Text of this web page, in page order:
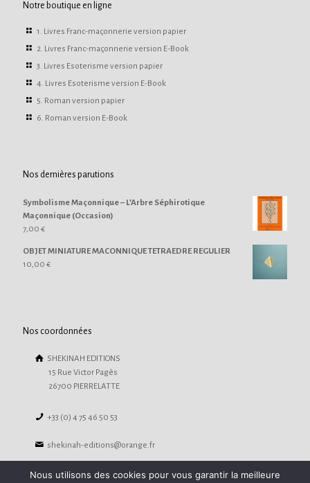
Notre boutique en ligne
1. Livres Franc-maçonnerie version papier
2. Livres Franc-maçonnerie version E-Book
3. Livres Esoterisme version papier
4. Livres Esoterisme version E-Book
5. Roman version papier
6. Roman version E-Book
Nos dernières parutions
Symbolisme Maçonnique – L’Arbre Séphirotique
Maçonnique (Occasion)
7,00 €
OBJET MINIATURE MACONNIQUE TETRAEDRE REGULIER
10,00 €
Nos coordonnées
SHEKINAH EDITIONS
15 Rue Victor Pagès
26700 PIERRELATTE
+33 (0) 4 75 46 50 53
shekinah-editions@orange.fr
Nous utilisons des cookies pour vous garantir la meilleure